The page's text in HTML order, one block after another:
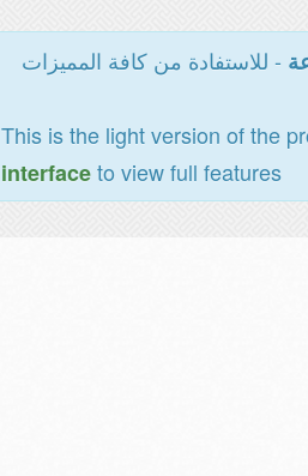
- للاستفادة من كافة المميزات
This is the light version of the
interfaceto view full features